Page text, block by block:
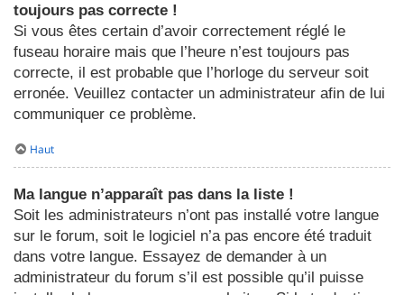
toujours pas correcte !
Si vous êtes certain d’avoir correctement réglé le
fuseau horaire mais que l’heure n’est toujours pas
correcte, il est probable que l’horloge du serveur soit
erronée. Veuillez contacter un administrateur afin de lui
communiquer ce problème.
Haut
Ma langue n’apparaît pas dans la liste !
Soit les administrateurs n’ont pas installé votre langue
sur le forum, soit le logiciel n’a pas encore été traduit
dans votre langue. Essayez de demander à un
administrateur du forum s’il est possible qu’il puisse